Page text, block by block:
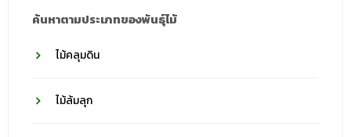
ค้นหาตามประเภทของพันธุ์ไม้
ไม้คลุมดิน
ไม้ล้มลุก